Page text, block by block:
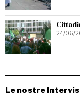
24/06/
Le nostre